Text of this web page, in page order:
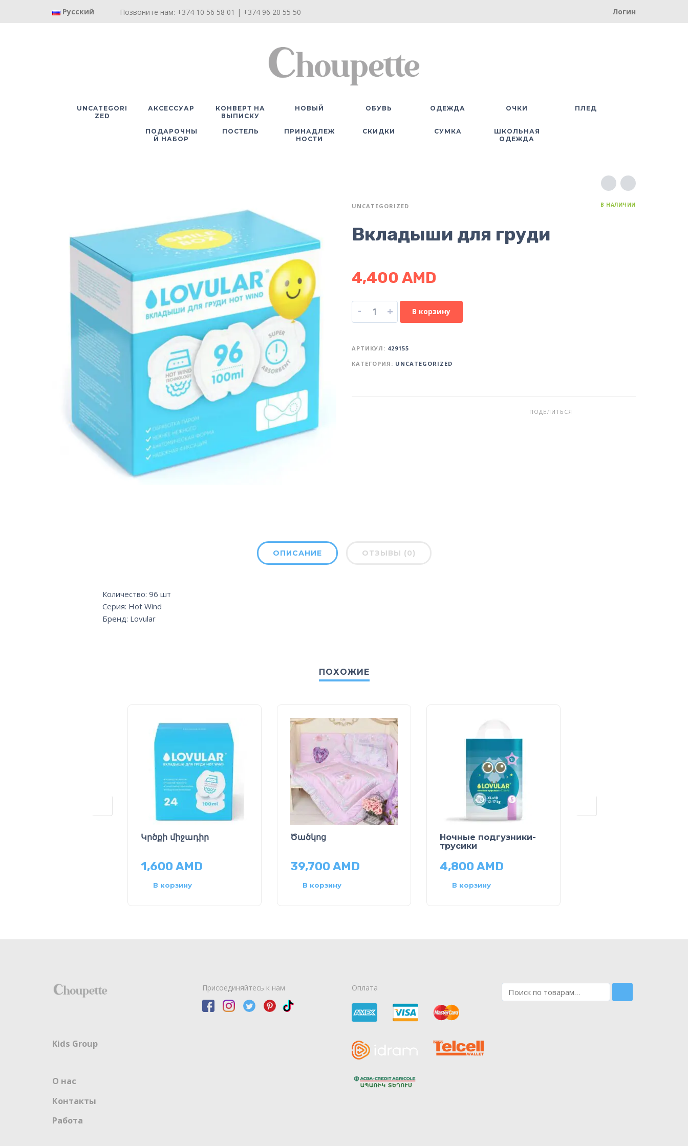
Логин
Русский Позвоните нам: +374 10 56 58 01 | +374 96 20 55 50
UNCATEGORI
ZED
АКСЕССУАР
КОНВЕРТ НА
ВЫПИСКУ
НОВЫЙ ОБУВЬ ОДЕЖДА ОЧКИ ПЛЕД
ПОДАРОЧНЫ
Й НАБОР
ПОСТЕЛЬ
ПРИНАДЛЕЖ
НОСТИ
СКИДКИ СУМКА
ШКОЛЬНАЯ
ОДЕЖДА
UNCATEGORIZED В НАЛИЧИИ
Вкладыши для груди
4,400 AMD
- + В корзину
АРТИКУЛ: 429155
КАТЕГОРИЯ: UNCATEGORIZED
ПОДЕЛИТЬСЯ
ОПИСАНИЕ ОТЗЫВЫ (0)
Количество: 96 шт
Серия: Hot Wind
Бренд: Lovular
ПОХОЖИЕ
Կրծքի միջադիր
1,600 AMD
В корзину
Ծածկոց
39,700 AMD
В корзину
Ночные подгузники-
трусики
4,800 AMD
В корзину
Kids Group
О нас
Контакты
Работа
Присоединяйтесь к нам Оплата